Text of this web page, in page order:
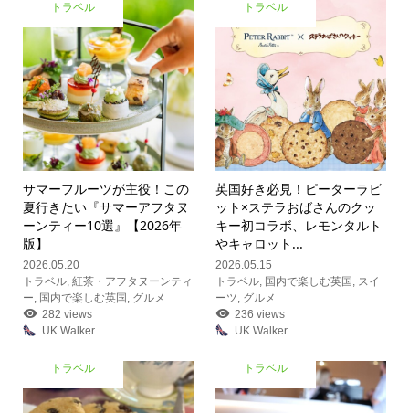
トラベル
サマーフルーツが主役！この
夏行きたい『サマーアフタヌ
ーンティー10選』【2026年
版】
2026.05.20
トラベル, 紅茶・アフタヌーンティ
ー, 国内で楽しむ英国 , グルメ
282 views
UK Walker
トラベル
英国好き必見！ピーターラビ
ット×ステラおばさんのクッ
キー初コラボ、レモンタルト
やキャロット...
2026.05.15
トラベル, 国内で楽しむ英国 , スイ
ーツ, グルメ
236 views
UK Walker
トラベル トラベル